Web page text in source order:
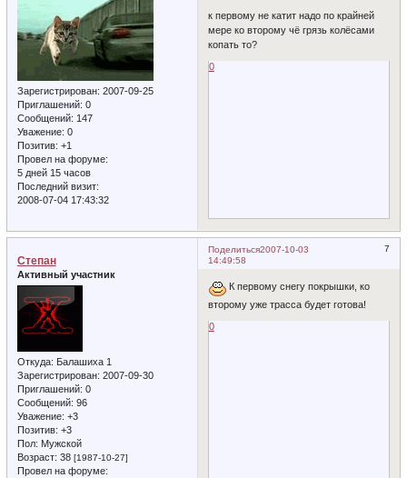
Зарегистрирован: 2007-09-25
Приглашений: 0
Сообщений: 147
Уважение: 0
Позитив: +1
Провел на форуме:
5 дней 15 часов
Последний визит:
2008-07-04 17:43:32
к первому не катит надо по крайней
мере ко второму чё грязь колёсами
копать то?
0
Поделиться 7
2007-10-03
14:49:58
Степан
Активный участник
Откуда: Балашиха 1
Зарегистрирован: 2007-09-30
Приглашений: 0
Сообщений: 96
Уважение: +3
Позитив: +3
Пол: Мужской
Возраст: 38 [1987-10-27]
Провел на форуме:
К первому снегу покрышки, ко
второму уже трасса будет готова!
0